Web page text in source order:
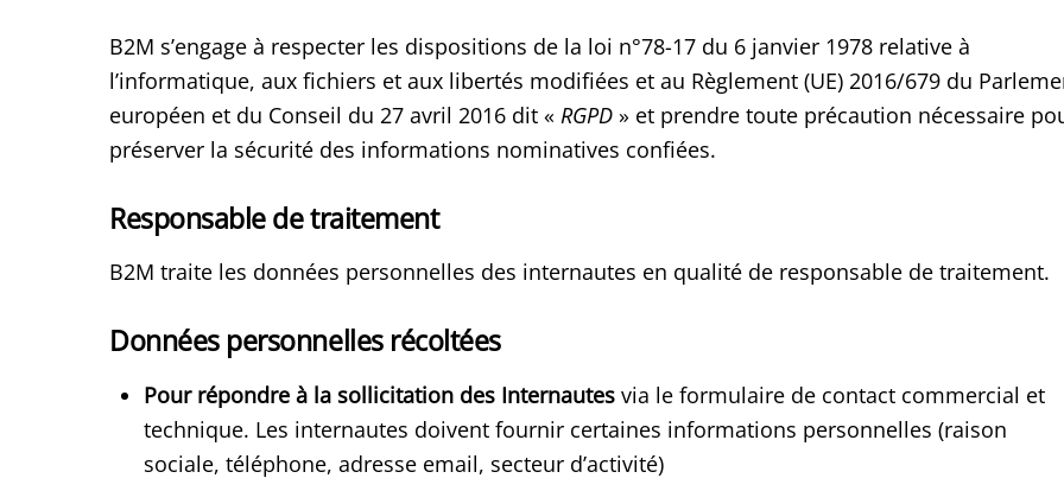
B2M s’engage à respecter les dispositions de la loi n°78-17 du 6 janvier 1978 relative à
l’informatique, aux fichiers et aux libertés modifiées et au Règlement (UE) 2016/679 du
européen et du Conseil du 27 avril 2016 dit « RGPD » et prendre toute précaution nécessaire
préserver la sécurité des informations nominatives confiées.
Responsable de traitement
B2M traite les données personnelles des internautes en qualité de responsable de traitement.
Données personnelles récoltées
Pour répondre à la sollicitation des Internautesvia le formulaire de contact commercial et
technique. Les internautes doivent fournir certaines informations personnelles (raison
sociale, téléphone, adresse email, secteur d’activité)